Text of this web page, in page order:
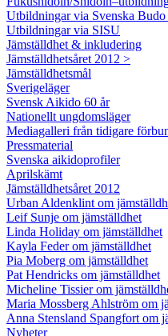
Utbildningar via Svenska
Utbildningar via SISU
Jämställdhet & inkludering
Jämställdhetsåret 2012 >
Jämställdhetsmål
Sverigeläger
Svensk Aikido 60 år
Nationellt ungdomsläger
Mediagalleri från tidigare
Pressmaterial
Svenska aikidoprofiler
Aprilskämt
Jämställdhetsåret 2012
Urban Aldenklint om
Leif Sunje om jämställdhet
Linda Holiday om jämställdhet
Kayla Feder om jämställdhet
Pia Moberg om jämställdhet
Pat Hendricks om jämställdhet
Micheline Tissier om
Maria Mossberg Ahlström om
Anna Stensland Spangfort om
Nyheter